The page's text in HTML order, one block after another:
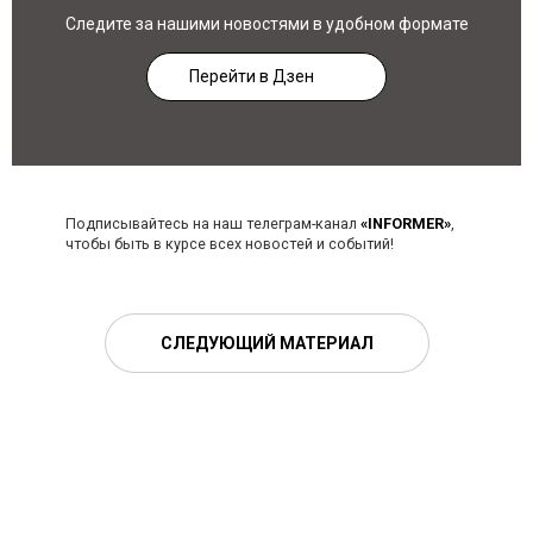
Следите за нашими новостями в удобном формате
Перейти в Дзен
Подписывайтесь на наш телеграм-канал «INFORMER»,
чтобы быть в курсе всех новостей и событий!
СЛЕДУЮЩИЙ МАТЕРИАЛ